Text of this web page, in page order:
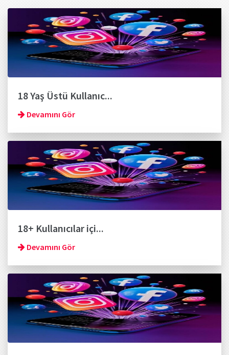
18 Yaş Üstü Kullanıc...
Devamını Gör
18+ Kullanıcılar içi...
Devamını Gör